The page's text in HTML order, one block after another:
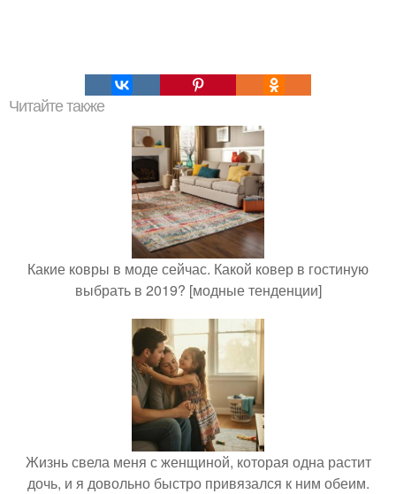
Читайте также
Какие ковры в моде сейчас. Какой ковер в гостиную
выбрать в 2019? [модные тенденции]
Жизнь свела меня с женщиной, которая одна растит
дочь, и я довольно быстро привязался к ним обеим.